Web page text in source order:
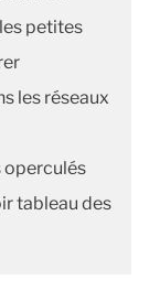
petites
les réseaux
operculés
tableau des